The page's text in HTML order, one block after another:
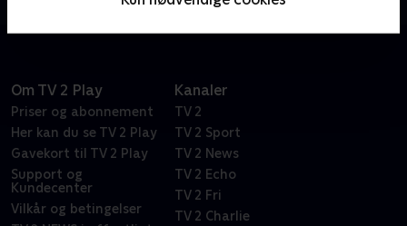
Om TV 2 Play
Priser og abonnement
Her kan du se TV 2 Play
Gavekort til TV 2 Play
Support og
Kundecenter
Vilkår og betingelser
Kanaler
TV 2
TV 2 Sport
TV 2 News
TV 2 Echo
TV 2 Fri
TV 2 Charlie